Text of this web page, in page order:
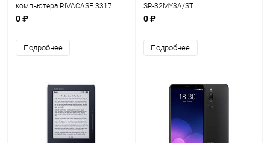
компьютера RIVACASE 3317
Black 10.1"
0 ₽
Подробнее
SR-32MY3A/ST
0 ₽
Подробнее